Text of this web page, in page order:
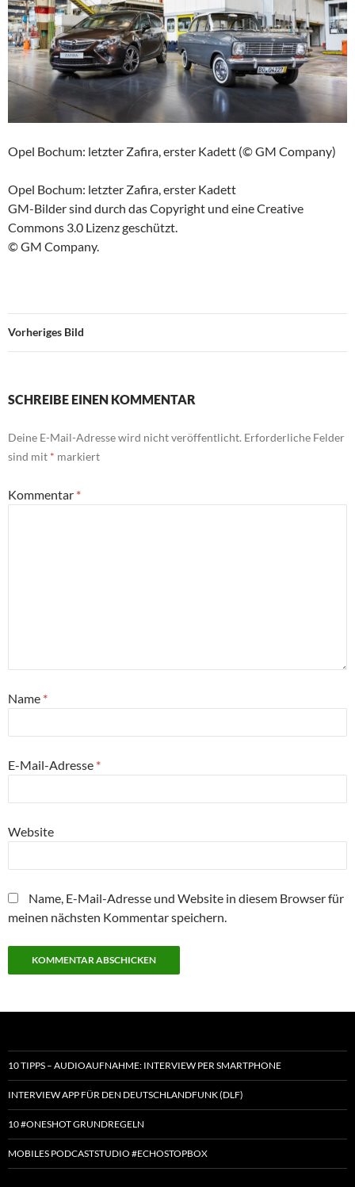
Opel Bochum: letzter Zafira, erster Kadett (© GM Company)
Opel Bochum: letzter Zafira, erster Kadett
GM-Bilder sind durch das Copyright und eine Creative
Commons 3.0 Lizenz geschützt.
© GM Company.
Vorheriges Bild
SCHREIBE EINEN KOMMENTAR
Deine E-Mail-Adresse wird nicht veröffentlicht. Erforderliche Felder
sind mit * markiert
Kommentar *
Name *
E-Mail-Adresse *
Website
Name, E-Mail-Adresse und Website in diesem Browser für
meinen nächsten Kommentar speichern.
10 TIPPS – AUDIOAUFNAHME: INTERVIEW PER SMARTPHONE
INTERVIEW APP FÜR DEN DEUTSCHLANDFUNK (DLF)
10 #ONESHOT GRUNDREGELN
MOBILES PODCASTSTUDIO #ECHOSTOPBOX